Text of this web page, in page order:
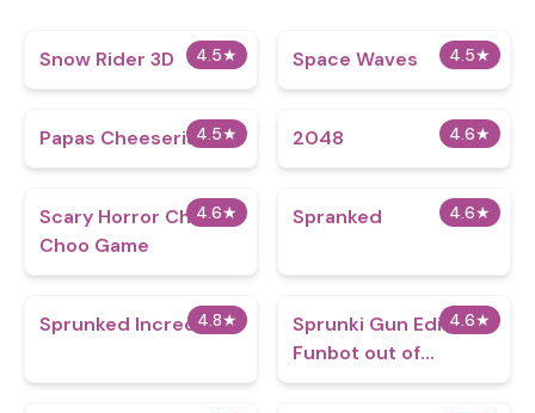
4.5★
Snow Rider 3D 4.5★
Space Waves
4.5★
Papas Cheeseria 4.6★
2048
4.6★
Scary Horror Choo
Choo Game
4.6★
Spranked
4.8★
Sprunked IncrediBox 4.6★
Sprunki Gun Edition -
Funbot out of
Control